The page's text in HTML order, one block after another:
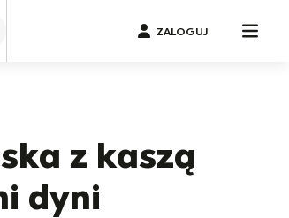
ZALOGUJ
z kaszą
dyni